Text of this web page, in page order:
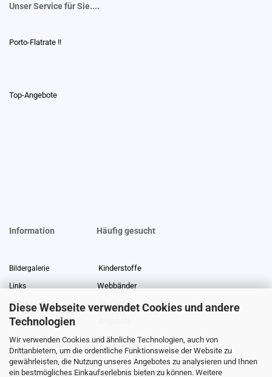
Diese Webseite verwendet Cookies und andere
Technologien
Wir verwenden Cookies und ähnliche Technologien, auch von
Drittanbietern, um die ordentliche Funktionsweise der Website zu
gewährleisten, die Nutzung unseres Angebotes zu analysieren und Ihnen
ein bestmögliches Einkaufserlebnis bieten zu können. Weitere
Unser Service für Sie....
Porto-Flatrate !!
Top-Angebote
Information Häufig gesucht
Bildergalerie Kinderstoffe
Links Webbänder
Stoffe Lexikon Stoffreste
Über uns
Gewerberabatt Meterware
Stoffe auf Rechnung